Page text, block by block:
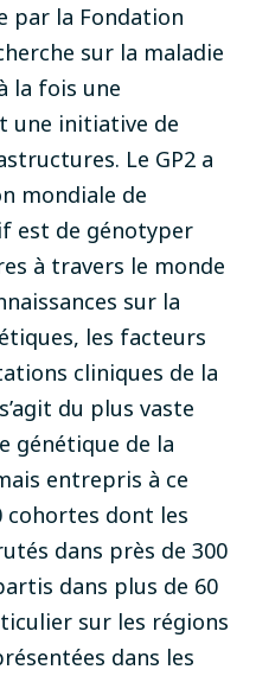
par la Fondation
sur la maladie
la fois une
une initiative de
Le GP2 a
mondiale de
est de génotyper
à travers le monde
sur la
les facteurs
cliniques de la
du plus vaste
génétique de la
entrepris à ce
cohortes dont les
dans près de 300
dans plus de 60
sur les régions
dans les